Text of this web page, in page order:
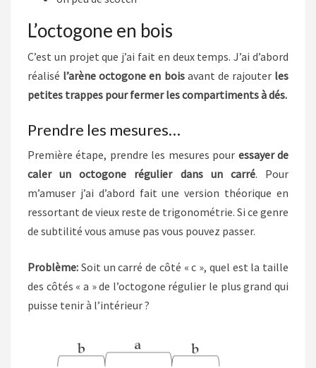
L’octogone en bois
C’est un projet que j’ai fait en deux temps. J’ai d’abord
réalisé l’arène octogone en bois avant de rajouter les
petites trappes pour fermer les compartiments à dés.
Prendre les mesures…
Première étape, prendre les mesures pour essayer de
caler un octogone régulier dans un carré. Pour
m’amuser j’ai d’abord fait une version théorique en
ressortant de vieux reste de trigonométrie. Si ce genre
de subtilité vous amuse pas vous pouvez passer.
Problème: Soit un carré de côté « c », quel est la taille
des côtés « a » de l’octogone régulier le plus grand qui
puisse tenir à l’intérieur ?